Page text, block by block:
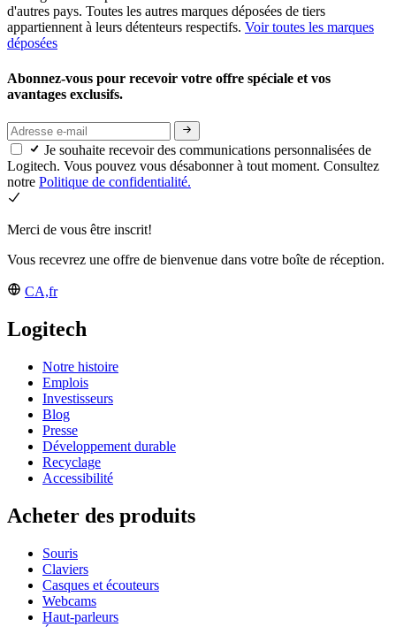
d'autres pays. Toutes les autres marques déposées de tiers
appartiennent à leurs détenteurs respectifs. Voir toutes les marques
déposées
Abonnez-vous pour recevoir votre offre spéciale et vos
avantages exclusifs.
Je souhaite recevoir des communications personnalisées de
Logitech. Vous pouvez vous désabonner à tout moment. Consultez
notre Politique de confidentialité.
Merci de vous être inscrit!
Vous recevrez une offre de bienvenue dans votre boîte de réception.
CA,fr
Logitech
Notre histoire
Emplois
Investisseurs
Blog
Presse
Développement durable
Recyclage
Accessibilité
Acheter des produits
Souris
Claviers
Casques et écouteurs
Webcams
Haut-parleurs